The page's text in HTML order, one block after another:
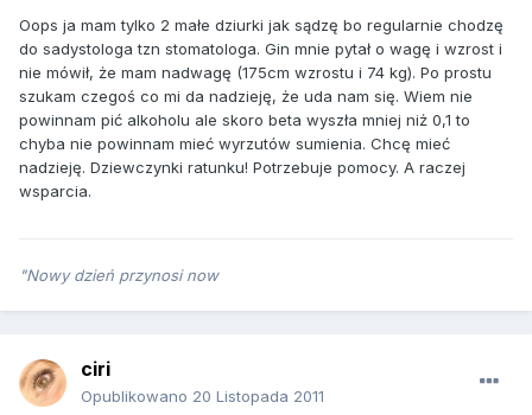
Oops ja mam tylko 2 małe dziurki jak sądzę bo regularnie chodzę
do sadystologa tzn stomatologa. Gin mnie pytał o wagę i wzrost i
nie mówił, że mam nadwagę (175cm wzrostu i 74 kg). Po prostu
szukam czegoś co mi da nadzieję, że uda nam się. Wiem nie
powinnam pić alkoholu ale skoro beta wyszła mniej niż 0,1 to
chyba nie powinnam mieć wyrzutów sumienia. Chcę mieć
nadzieję. Dziewczynki ratunku! Potrzebuje pomocy. A raczej
wsparcia.
"Nowy dzień przynosi now
ciri
Opublikowano 20 Listopada 2011